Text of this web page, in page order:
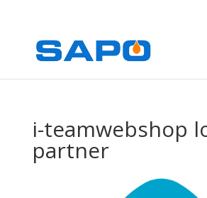
i-teamwebshop
partner